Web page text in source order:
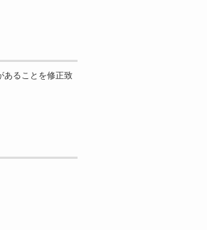
あることを修正致